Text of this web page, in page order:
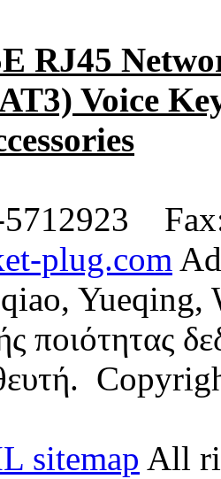
RJ45
Voice
5712923
plug.com
Yueqing,
ποιότητας
sitemap All